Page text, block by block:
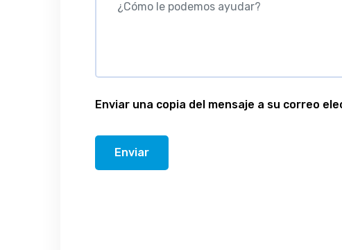
Enviar una copia del mensaje a su correo
Enviar